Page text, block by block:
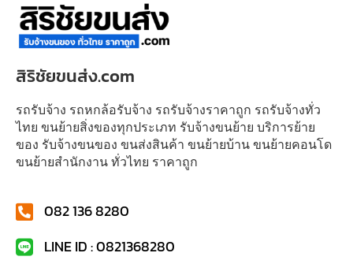
สิริชัยขนส่ง.com
รถรับจ้าง รถหกล้อรับจ้าง รถรับจ้างราคาถูก รถรับจ้างทั่ว
ไทย ขนย้ายสิ่งของทุกประเภท รับจ้างขนย้าย บริการย้าย
ของ รับจ้างขนของ ขนส่งสินค้า ขนย้ายบ้าน ขนย้ายคอนโด
ขนย้ายสำนักงาน ทั่วไทย ราคาถูก
082 136 8280
LINE ID : 0821368280